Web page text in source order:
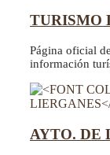
TURISMO
Página oficial
información
AYTO. DE